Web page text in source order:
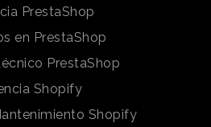
PrestaShop
en PrestaShop
PrestaShop
Shopify
Shopify